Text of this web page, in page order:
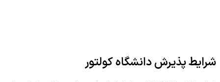
شرایط پذیرش دانشگاه کولتور